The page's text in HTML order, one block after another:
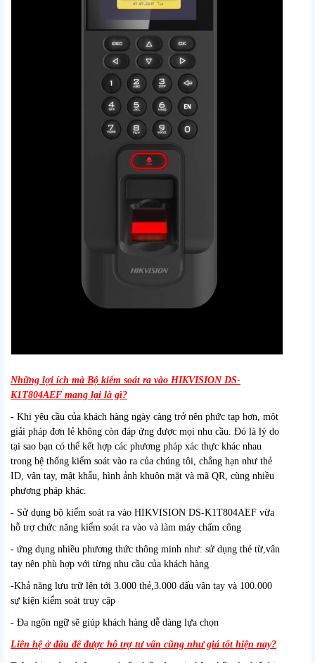
Những lợi ích mà Bộ kiểm soát ra vào HIKVISION DS-
K1T804AEF mang lại là gì?
- Khi yêu cầu của khách hàng ngày càng trở nên phức tạp hơn, một
giải pháp đơn lẻ không còn đáp ứng được mọi nhu cầu. Đó là lý do
tại sao bạn có thể kết hợp các phương pháp xác thực khác nhau
trong hệ thống kiểm soát vào ra của chúng tôi, chẳng hạn như thẻ
ID, vân tay, mật khẩu, hình ảnh khuôn mặt và mã QR, cùng nhiều
phương pháp khác.
- Sử dụng bộ kiểm soát ra vào HIKVISION DS-K1T804AEF vừa
hỗ trợ chức năng kiểm soát ra vào và làm máy chấm công
- ứng dụng nhiều phương thức thông minh như: sử dụng thẻ từ,vân
tay nên phù hợp với từng nhu cầu của khách hàng
-Khả năng lưu trữ lên tới 3.000 thẻ,3.000 dấu vân tay và 100.000
sự kiện kiểm soát truy cập
- Đa ngôn ngữ sẽ giúp khách hàng dễ dàng lựa chọn
Liên hệ ở đâu để được hỗ trợ tư vấn cũng như giá tốt hiện nay?